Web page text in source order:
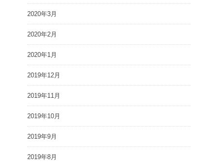
2020年3月
2020年2月
2020年1月
2019年12月
2019年11月
2019年10月
2019年9月
2019年8月